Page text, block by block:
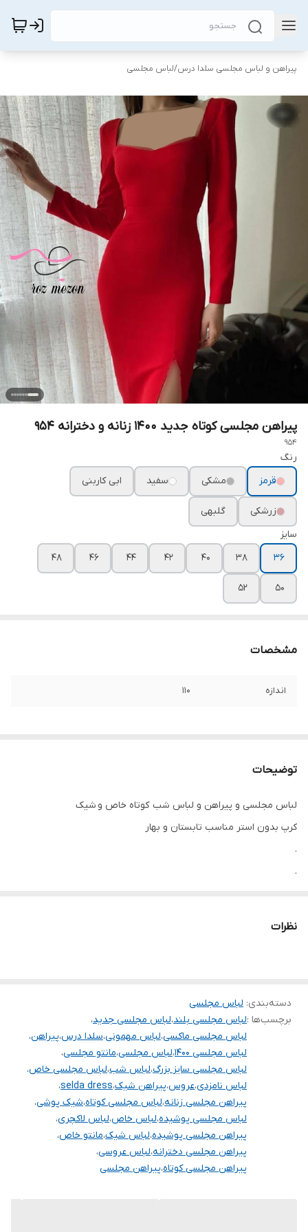
پیراهن و لباس مجلسی سلدا درس/لباس مجلسی
پیراهن مجلسی کوتاه جدید ۱۴۰۰ زنانه و دخترانه ۹۵۴
954
رنگ
قرمز
مشکی سفید ابی کاربنی
زرشکی
گلبهی
سایز
۳۶
۳۸ ۴۰ ۴۲ ۴۴ ۴۶ ۴۸
۵۰ ۵۲
مشخصات
اندازه ۱۱۰
توضیحات
لباس مجلسی و پیراهن و لباس شب کوتاه خاص و شیک
کرپ بدون استر مناسب تابستان و بهار
.
.
امکان مرجوع یا تعویض مدل ندارد,فقط امکان تعویض سایز داریم
نظرات
دسته‌بندی: لباس مجلسی
برچسب‌ها :لباس مجلسی بلند،لباس مجلسی جدید،
لباس مجلسی ماکسی،لباس مهمونی،سلدا درس،پیراهن،
لباس مجلسی ۱۴۰۰
،لباس مجلسی،مانتو مجلسی،
لباس مجلسی سایز بزرگ،لباس شب،لباس مجلسی خاص،
لباس نامزدی،عروس،پیراهن شیک،selda dress،
پیراهن مجلسی زنانه،لباس مجلسی کوتاه،شیک پوشی،
لباس مجلسی پوشیده،لباس خاص،لباس لاکچری،
پیراهن مجلسی پوشیده،لباس شیک،مانتو خاص،
پیراهن مجلسی دخترانه،لباس عروسی،
پیراهن مجلسی کوتاه،پیراهن مجلسی